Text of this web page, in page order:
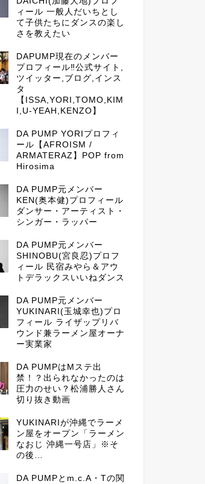
ィール 一般人だいちとし
て子供たちにダンスの楽し
さを教えたい
DAPUMP現在のメンバー
プロフィール‼公式サイト,
ツイッター,ブログ,インス
タ
【ISSA,YORI,TOMO,KIM
I,U-YEAH,KENZO】
DA PUMP YORIプロフィ
ール【AFROISM /
ARMATERAZ】POP from
Hirosima
DA PUMP元メンバー
KEN(奥本健)プロフィール
ダンサー・アーティスト・
シンガー・ラッパー
DA PUMP元メンバー
SHINOBU(宮良忍)プロフ
ィール 民宿みやら＆アウ
トデラックスいいねダンス
DA PUMP元メンバー
YUKINARI(玉城幸也)プロ
フィール ライザップリバ
ウンド兼ラーメン屋オーナ
ー実業家
DA PUMPはMステ出
禁！？出られなかったのは
圧力のせい？松浦勝人さん
切り抜き動画
YUKINARIが沖縄でラーメ
ン屋をオープン「ラーメン
なおじ 沖縄一号店」※そ
の後…
DA PUMPとm.c.A・Tの関